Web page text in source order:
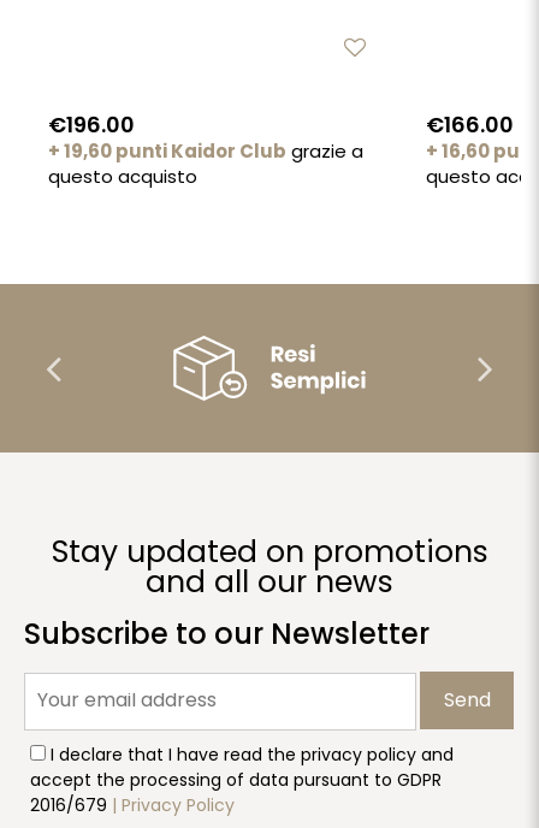
€196.00
+ 19,60 punti Kaidor Club grazie a
questo acquisto
€166.00
+ 16,60
questo
Stay updated on promotions
and all our news
Subscribe to our Newsletter
Send
I declare that I have read the privacy policy and
accept the processing of data pursuant to GDPR
2016/679 | Privacy Policy